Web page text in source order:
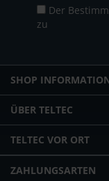
Der
zu
SHOP
ÜBER TELTEC
TELTEC VOR ORT
ZAHLUNGSARTEN